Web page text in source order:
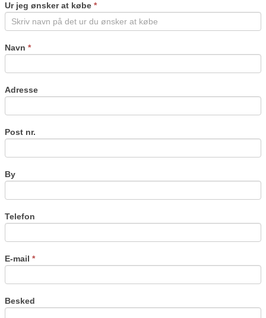
Ur jeg ønsker at købe *
Navn *
Adresse
Post nr.
By
Telefon
E-mail *
Besked
human,
leave
this
blank.